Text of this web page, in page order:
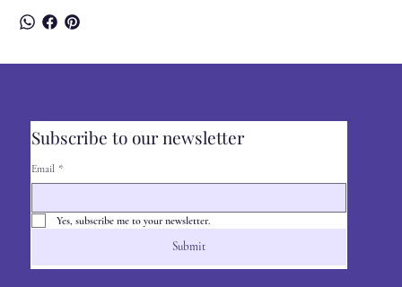
Subscribe to our newsletter
Email *
Yes, subscribe me to your newsletter.
Submit